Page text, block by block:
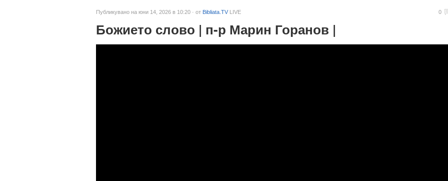
Публикувано на юни 14, 2026 в 10:20 · от Bibliata.TV LIVE 0
Божието слово | п-р Марин Горанов |